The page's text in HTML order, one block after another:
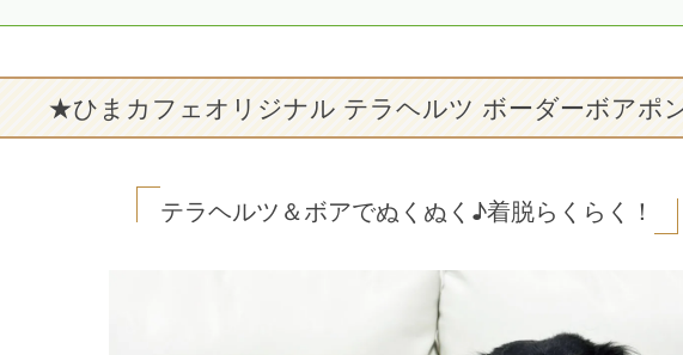
★ひまカフェオリジナル テラヘルツ ボーダーボアポ
テラヘルツ＆ボアでぬくぬく♪着脱らくらく！